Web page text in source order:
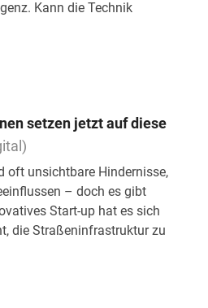
Kann die Technik
setzen jetzt auf diese
oft unsichtbare Hindernisse,
– doch es gibt
Start-up hat es sich
die Straßeninfrastruktur zu